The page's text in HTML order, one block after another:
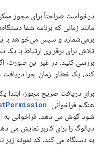
درخواست صراحتاً برای مجوز
برمی‌شمارد و سپس می‌خواهد با یکی
تلاش برای برقراری ارتباط با یک
بررسی کنید. در غیر این صورت،
کند، یک خطای زمان اجرا دریافت
برای دریافت صریح مجوز، ابتدا
هنگام فراخوانی
شود گوش می دهد. فراخوانی به
دیالوگ را برای کاربر نمایش می
به دستگاه می کند. کد نمونه زیر